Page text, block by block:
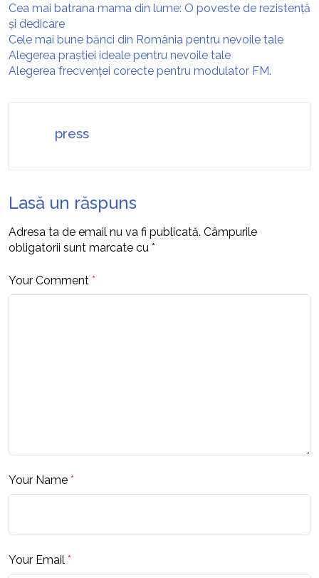
Cea mai batrana mama din lume: O poveste de rezistență
și dedicare
Cele mai bune bănci din România pentru nevoile tale
Alegerea praștiei ideale pentru nevoile tale
Alegerea frecvenței corecte pentru modulator FM.
press
Lasă un răspuns
Adresa ta de email nu va fi publicată. Câmpurile
obligatorii sunt marcate cu *
Your Comment *
Your Name *
Your Email *